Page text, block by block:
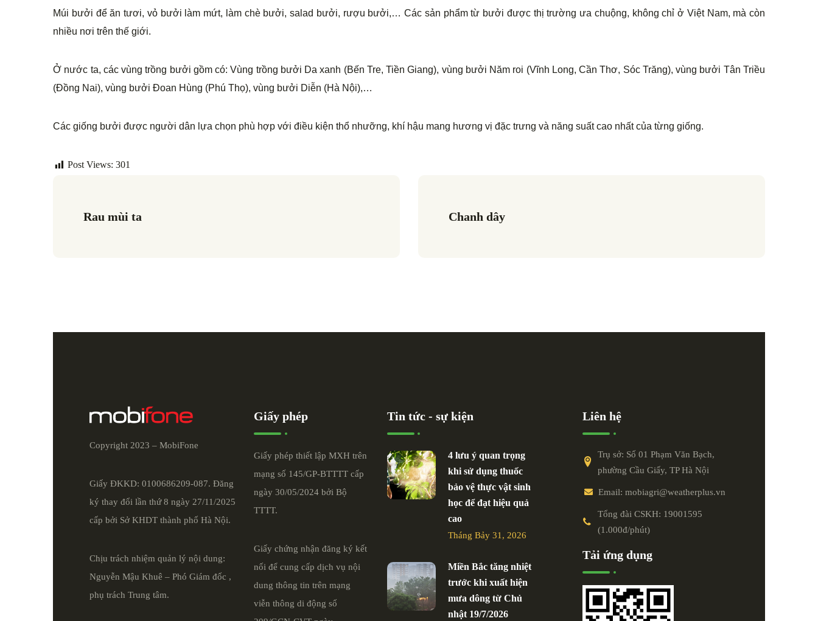
Múi bưởi để ăn tươi, vỏ bưởi làm mứt, làm chè bưởi, salad bưởi, rượu bưởi,… Các sản phẩm từ bưởi được thị trường ưa chuộng, không chỉ ở Việt Nam, mà còn
nhiều nơi trên thế giới.
Ở nước ta, các vùng trồng bưởi gồm có: Vùng trồng bưởi Da xanh (Bến Tre, Tiền Giang), vùng bưởi Năm roi (Vĩnh Long, Cần Thơ, Sóc Trăng), vùng bưởi Tân Triều
(Đồng Nai), vùng bưởi Đoan Hùng (Phú Thọ), vùng bưởi Diễn (Hà Nội),…
Các giống bưởi được người dân lựa chọn phù hợp với điều kiện thổ nhưỡng, khí hậu mang hương vị đặc trưng và năng suất cao nhất của từng giống.
Post Views: 301
Rau mùi ta Chanh dây
Copyright 2023 – MobiFone
Giấy ĐKKD: 0100686209-087. Đăng
ký thay đổi lần thứ 8 ngày 27/11/2025
cấp bởi Sở KHDT thành phố Hà Nội.
Chịu trách nhiệm quản lý nội dung:
Nguyễn Mậu Khuê – Phó Giám đốc ,
phụ trách Trung tâm.
Giấy phép
Giấy phép thiết lập MXH trên
mạng số 145/GP-BTTTT cấp
ngày 30/05/2024 bởi Bộ
TTTT.
Giấy chứng nhận đăng ký kết
nối để cung cấp dịch vụ nội
dung thông tin trên mạng
viễn thông di động số
Tin tức - sự kiện
4 lưu ý quan trọng
khi sử dụng thuốc
bảo vệ thực vật sinh
học để đạt hiệu quả
cao
Tháng Bảy 31, 2026
Miền Bắc tăng nhiệt
trước khi xuất hiện
mưa dông từ Chủ
nhật 19/7/2026
Liên hệ
Trụ sở: Số 01 Phạm Văn Bạch,
phường Cầu Giấy, TP Hà Nội
Email: mobiagri@weatherplus.vn
Tổng đài CSKH: 19001595
(1.000đ/phút)
Tải ứng dụng